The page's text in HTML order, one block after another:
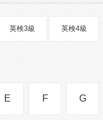
英検3級 英検4級
E F G